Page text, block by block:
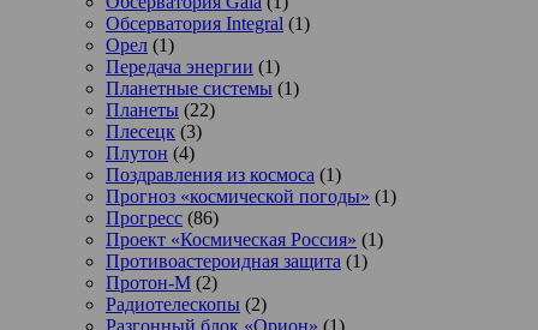
Обсерватория Integral (1)
Орел (1)
Передача энергии (1)
Планетные системы (1)
Планеты (22)
Плесецк (3)
Плутон (4)
Поздравления из космоса (1)
Прогноз «космической погоды» (1)
Прогресс (86)
Проект «Космическая Россия» (1)
Противоастероидная защита (1)
Протон-М (2)
Радиотелескопы (2)
Разгонный блок «Орион» (1)